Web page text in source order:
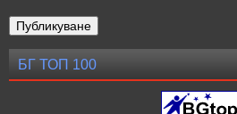
БГ ТОП 100